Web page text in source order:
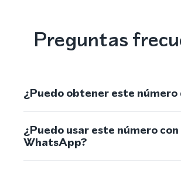
Preguntas
¿Puedo obtener este
¿Puedo usar este número con
WhatsApp?